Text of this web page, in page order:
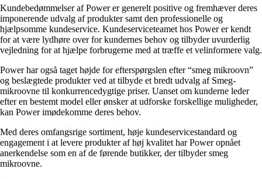
Kundebedømmelser af Power er generelt positive og fremhæver deres
imponerende udvalg af produkter samt den professionelle og
hjælpsomme kundeservice. Kundeserviceteamet hos Power er kendt
for at være lydhøre over for kundernes behov og tilbyder uvurderlig
vejledning for at hjælpe forbrugerne med at træffe et velinformere valg.
Power har også taget højde for efterspørgslen efter “smeg mikroovn”
og beslægtede produkter ved at tilbyde et bredt udvalg af Smeg-
mikroovne til konkurrencedygtige priser. Uanset om kunderne leder
efter en bestemt model eller ønsker at udforske forskellige muligheder,
kan Power imødekomme deres behov.
Med deres omfangsrige sortiment, høje kundeservicestandard og
engagement i at levere produkter af høj kvalitet har Power opnået
anerkendelse som en af de førende butikker, der tilbyder smeg
mikroovne.